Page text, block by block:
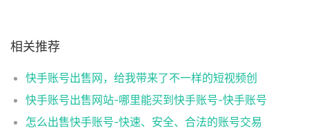
相关推荐
快手账号出售网，给我带来了不一样的短视频创
快手账号出售网站-哪里能买到快手账号-快手账号
怎么出售快手账号-快速、安全、合法的账号交易